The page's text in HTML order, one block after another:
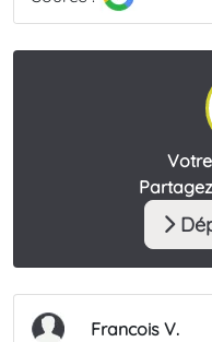
Francois V.